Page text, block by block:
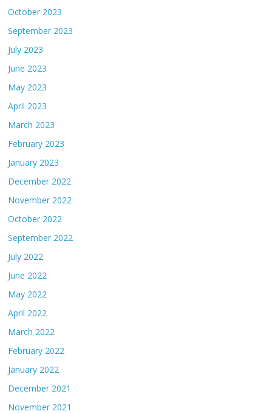
October 2023
September 2023
July 2023
June 2023
May 2023
April 2023
March 2023
February 2023
January 2023
December 2022
November 2022
October 2022
September 2022
July 2022
June 2022
May 2022
April 2022
March 2022
February 2022
January 2022
December 2021
November 2021